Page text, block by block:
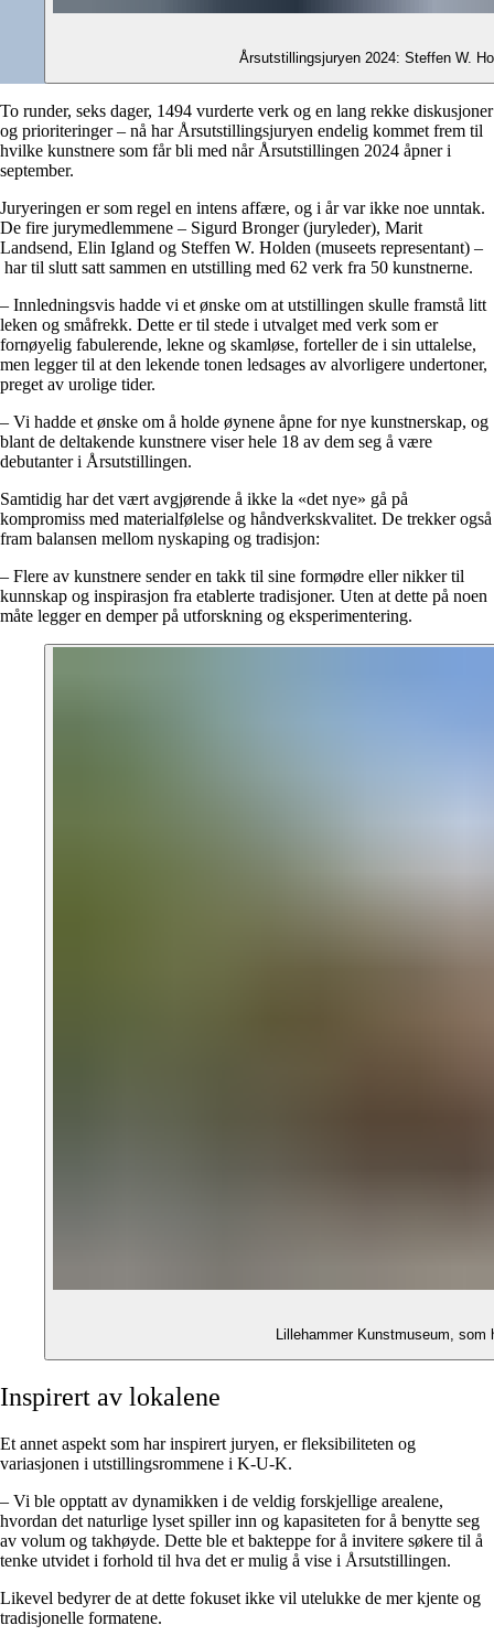
Årsutstillingsjuryen 2024: Steffen W.
To runder, seks dager, 1494 vurderte verk og en lang rekke diskusjoner
og prioriteringer – nå har Årsutstillingsjuryen endelig kommet frem til
hvilke kunstnere som får bli med når Årsutstillingen 2024 åpner i
september.
Juryeringen er som regel en intens affære, og i år var ikke noe unntak.
De fire jurymedlemmene – Sigurd Bronger (juryleder), Marit
Landsend, Elin Igland og Steffen W. Holden (museets representant) –
har til slutt satt sammen en utstilling med 62 verk fra 50 kunstnerne.
– Innledningsvis hadde vi et ønske om at utstillingen skulle framstå litt
leken og småfrekk. Dette er til stede i utvalget med verk som er
fornøyelig fabulerende, lekne og skamløse, forteller de i sin uttalelse,
men legger til at den lekende tonen ledsages av alvorligere undertoner,
preget av urolige tider.
– Vi hadde et ønske om å holde øynene åpne for nye kunstnerskap, og
blant de deltakende kunstnere viser hele 18 av dem seg å være
debutanter i Årsutstillingen.
Samtidig har det vært avgjørende å ikke la «det nye» gå på
kompromiss med materialfølelse og håndverkskvalitet. De trekker også
fram balansen mellom nyskaping og tradisjon:
– Flere av kunstnere sender en takk til sine formødre eller nikker til
kunnskap og inspirasjon fra etablerte tradisjoner. Uten at dette på noen
måte legger en demper på utforskning og eksperimentering.
Lillehammer Kunstmuseum,
Inspirert av lokalene
Et annet aspekt som har inspirert juryen, er fleksibiliteten og
variasjonen i utstillingsrommene i K-U-K.
– Vi ble opptatt av dynamikken i de veldig forskjellige arealene,
hvordan det naturlige lyset spiller inn og kapasiteten for å benytte seg
av volum og takhøyde. Dette ble et bakteppe for å invitere søkere til å
tenke utvidet i forhold til hva det er mulig å vise i Årsutstillingen.
Likevel bedyrer de at dette fokuset ikke vil utelukke de mer kjente og
tradisjonelle formatene.